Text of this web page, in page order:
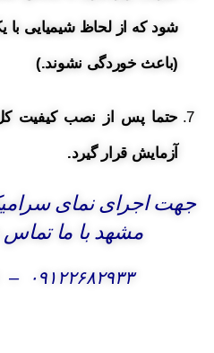
شود که از لحاظ شیمیایی با
(باعث خوردگی نشوند.)
حتما پس از نصب کیفیت
آزمایش قرار گیرد.
جهت اجرای نمای
مشهد با ما
۰۹۱۲۲۶۸۲۹۳۳ –